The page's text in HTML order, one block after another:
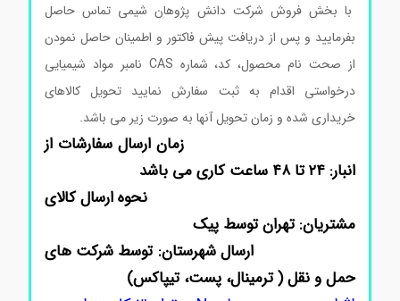
با بخش فروش شرکت دانش پژوهان شیمی تماس حاصل
بفرمایید و پس از دریافت پیش فاکتور و اطمینان حاصل نمودن
از صحت نام محصول، کد، شماره CAS نامبر مواد شیمیایی
درخواستی اقدام به ثبت سفارش نمایید تحویل کالاهای
خریداری شده و زمان تحویل آنها به صورت زیر می باشد.
زمان ارسال سفارشات از
انبار: ۲۴ تا ۴۸ ساعت کاری می باشد
نحوه ارسال کالای
مشتریان: تهران توسط پیک
ارسال شهرستان: توسط شرکت های
حمل و نقل ( ترمینال، پست، تیپاکس)